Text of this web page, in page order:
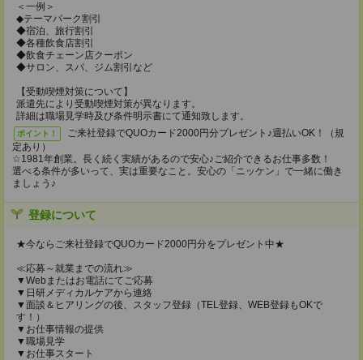
＜一例＞
◆テーマパーク割引
◆宿泊、旅行割引
◆各種飲食店割引
◆飲食チェーン店クーポン
◆サロン、スパ、ジム割引など
【受動喫煙対策について】
派遣先により受動喫煙対策が異なります。
詳細は職場見学時及び条件明示書にて通知致します。
ポイント！
ご来社登録でQUOカード2000円分プレゼント♪週払いOK！（規
定あり）
☆1981年創業。長く続く実績があるので安心♪ご紹介できるお仕事多数！
選べる条件が多いって、実は重要なこと。安心の「ニッケン」で一緒に働き
ましょう♪
登録について
★今ならご来社登録でQUOカード2000円分をプレゼント中★
≪応募～就業までの流れ≫
▼Webまたはお電話にてご応募
▼日研メディカルケアから連絡
▼面談＆ヒアリングの後、スタッフ登録（TEL登録、WEB登録もOKで
す！）
▼お仕事情報の提供
▼職場見学
▼お仕事スタート